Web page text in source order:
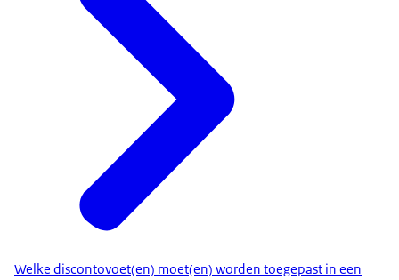
Welke discontovoet(en) moet(en) worden toegepast in een